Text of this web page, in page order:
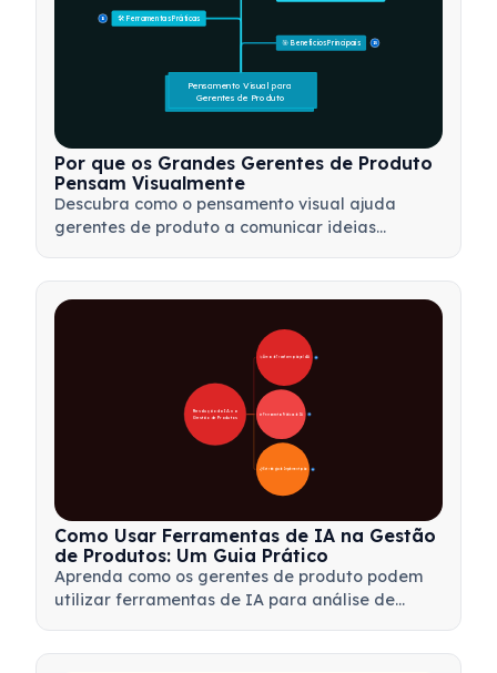
🎯 Benefícios Principais 15
🛠️ Ferramentas Práticas
15
Pensamento Visual para
Gerentes de Produto
Por que os Grandes Gerentes de Produto
Pensam Visualmente
Descubra como o pensamento visual ajuda
gerentes de produto a comunicar ideias
mapas mentais e árvores de produto.
🚀 Áreas de Transformação pela IA 28
🛠️ Ferramentas Práticas de IA
📋 Estratégia de Implementação
Revolução da IA na
Gestão de Produtos
Como Usar Ferramentas de IA na Gestão
de Produtos: Um Guia Prático
Aprenda como os gerentes de produto podem
utilizar ferramentas de IA para análise de